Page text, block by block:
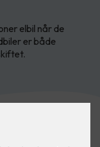
elbil når de
er både